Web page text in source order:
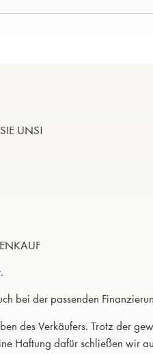
UNS!
bei der passenden
des Verkäufers. Trotz der
Haftung dafür schließen wir